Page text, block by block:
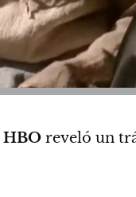
HBO reveló un